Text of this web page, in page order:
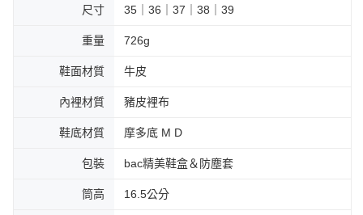
尺寸 35｜36｜37｜38｜39
重量 726g
鞋面材質 牛皮
內裡材質 豬皮裡布
鞋底材質 摩多底 M D
包裝 bac精美鞋盒＆防塵套
筒高 16.5公分